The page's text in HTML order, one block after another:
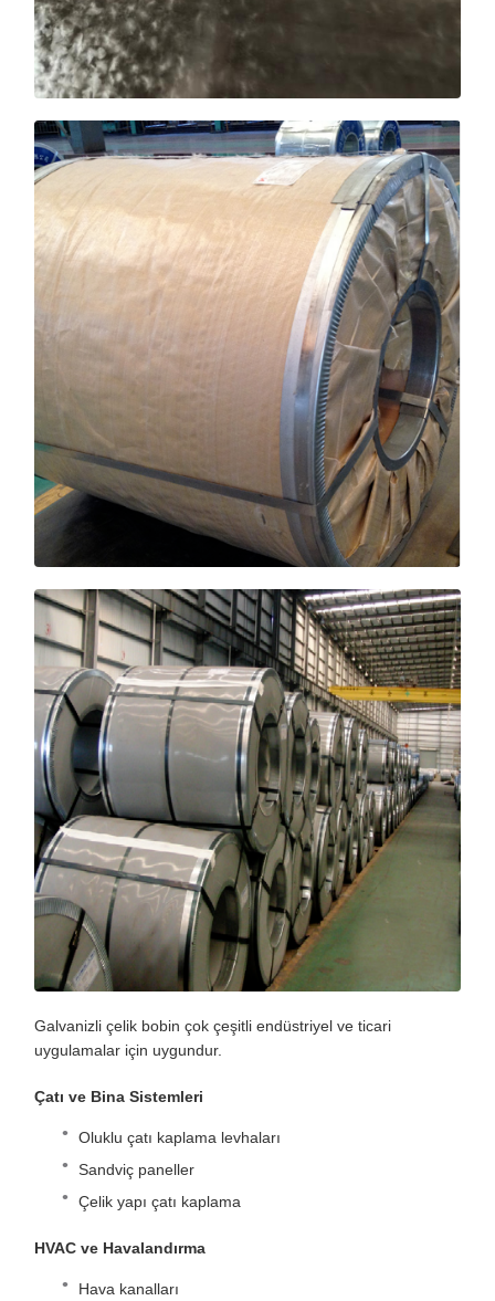
Galvanizli çelik bobin çok çeşitli endüstriyel ve ticari
uygulamalar için uygundur.
Çatı ve Bina Sistemleri
Oluklu çatı kaplama levhaları
Sandviç paneller
Çelik yapı çatı kaplama
HVAC ve Havalandırma
Hava kanalları